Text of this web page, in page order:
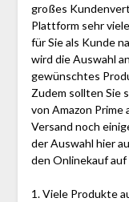
großes
Plattform sehr
für Sie als Kunde
wird die Auswahl
gewünschtes
Zudem sollten Sie
von Amazon Prime
Versand noch
der Auswahl hier
den Onlinekauf
1. Viele Produkte